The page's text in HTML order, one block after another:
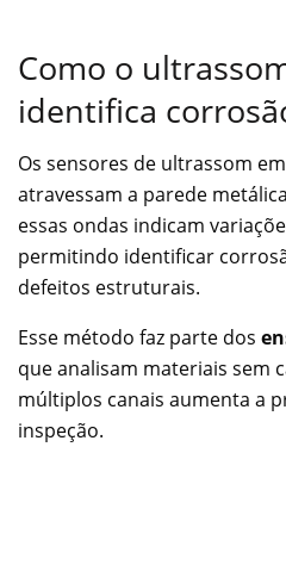
Como o
identifica
Os sensores de ultrassom
atravessam a parede
essas ondas indicam
permitindo identificar
defeitos estruturais.
Esse método faz parte dos
que analisam materiais sem
múltiplos canais aumenta a
inspeção.